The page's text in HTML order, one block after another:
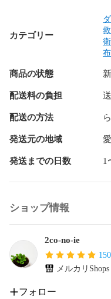
ライナー1枚410円で追加
追加をご希望の場合は
さいませ。
（お買い上げ手続き後
ライナーを本体へセット
本体に吸収が1枚入って
いただく事もできます。
大きさのばらつきや歪み
性（綿かす）です。
綿かすは洗濯を繰り返す
翌日発送を心がけてい
の際はご連絡させて頂きま
♪♪♪ おまとめ割引 ♪♪♪
カテゴリー
商品の状態
配送料の負担
配送の方法
発送元の地域
発送までの日数 1
ショップ情報
2co-no-ie
150
メルカリShops
フォロー